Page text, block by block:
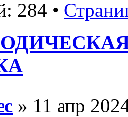
284 •
» 11 апр